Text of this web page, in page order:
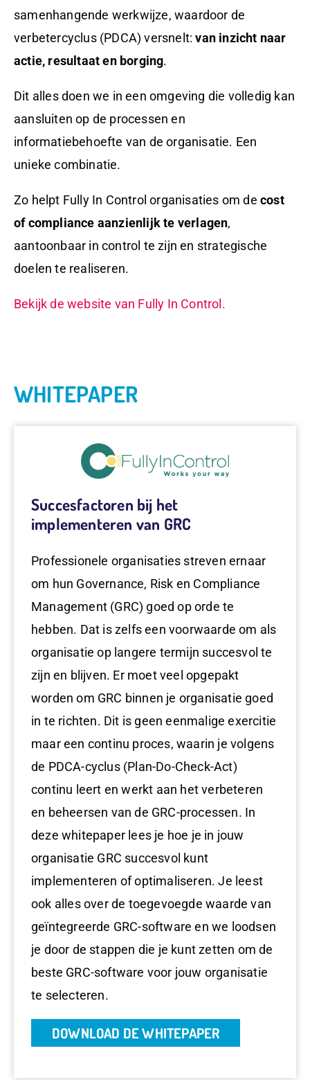
samenhangende werkwijze, waardoor de
verbetercyclus (PDCA) versnelt: van inzicht naar
actie, resultaat en borging.
Dit alles doen we in een omgeving die volledig kan
aansluiten op de processen en
informatiebehoefte van de organisatie. Een
unieke combinatie.
Zo helpt Fully In Control organisaties om de cost
of compliance aanzienlijk te verlagen,
aantoonbaar in control te zijn en strategische
doelen te realiseren.
Bekijk de website van Fully In Control.
WHITEPAPER
Succesfactoren bij het
implementeren van GRC
Professionele organisaties streven ernaar
om hun Governance, Risk en Compliance
Management (GRC) goed op orde te
hebben. Dat is zelfs een voorwaarde om als
organisatie op langere termijn succesvol te
zijn en blijven. Er moet veel opgepakt
worden om GRC binnen je organisatie goed
in te richten. Dit is geen eenmalige exercitie
maar een continu proces, waarin je volgens
de PDCA-cyclus (Plan-Do-Check-Act)
continu leert en werkt aan het verbeteren
en beheersen van de GRC-processen. In
deze whitepaper lees je hoe je in jouw
organisatie GRC succesvol kunt
implementeren of optimaliseren. Je leest
ook alles over de toegevoegde waarde van
geïntegreerde GRC-software en we loodsen
je door de stappen die je kunt zetten om de
beste GRC-software voor jouw organisatie
te selecteren.
DOWNLOAD DE WHITEPAPER